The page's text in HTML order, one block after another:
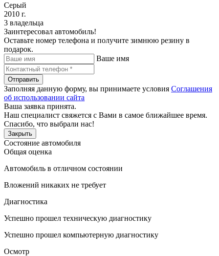
Серый
2010 г.
3 владельца
Заинтересовал автомобиль!
Оставьте номер телефона и получите зимнюю резину в
подарок.
Ваше имя
Отправить
Заполняя данную форму, вы принимаете условия Соглашения
об использовании сайта
Ваша заявка принята.
Наш специалист свяжется с Вами в самое ближайшее время.
Спасибо, что выбрали нас!
Закрыть
Состояние автомобиля
Общая оценка
Автомобиль в отличном состоянии
Вложений никаких не требует
Диагностика
Успешно прошел техническую диагностику
Успешно прошел компьютерную диагностику
Осмотр